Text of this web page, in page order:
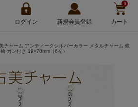
ログイン 新規会員登録
0
カート
チャーム アンティークシルバーカラー メタルチャーム 銀
カン付き 19×70mm（6ヶ）